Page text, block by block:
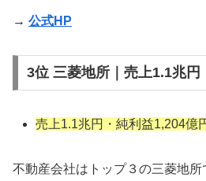
→ 公式HP
3位 三菱地所｜売上1.1兆円
売上1.1兆円・純利益1,204億
不動産会社はトップ３の三菱地